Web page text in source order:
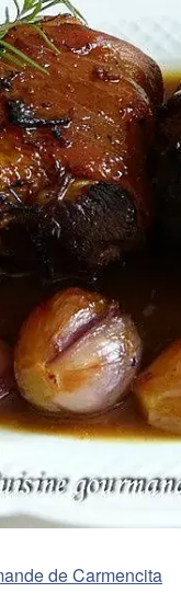
de Carmencita